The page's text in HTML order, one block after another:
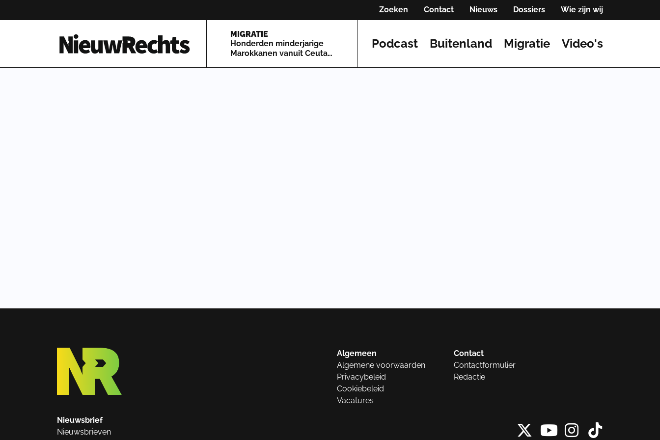
Zoeken Contact Nieuws Dossiers Wie zijn wij
Homepage van NieuwRechts
MIGRATIE
Honderden minderjarige
Marokkanen vanuit Ceuta
Podcast Buitenland Migratie Video's
Algemeen
Algemene voorwaarden
Privacybeleid
Cookiebeleid
Vacatures
Contact
Contactformulier
Redactie
Nieuwsbrief
Nieuwsbrieven
X vanInstagram
Tiktok